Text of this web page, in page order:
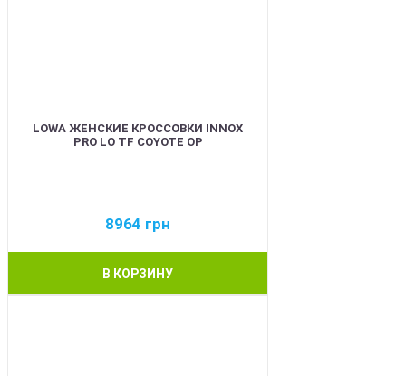
LOWA ЖЕНСКИЕ КРОССОВКИ INNOX
PRO LO TF COYOTE OP
8964 грн
В КОРЗИНУ